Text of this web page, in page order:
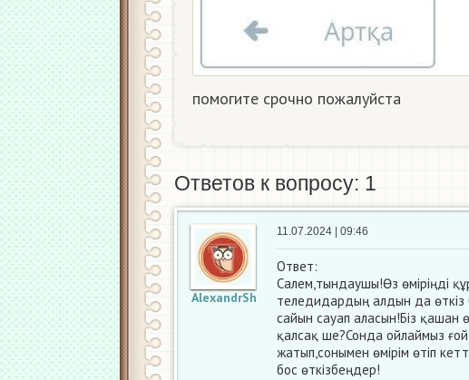
помогите срочно пожалуйста​
Ответов к вопросу: 1
AlexandrSh
11.07.2024 | 09:46
Ответ:
Салем,тындаушы!Өз өміріңді
теледидардың алдын да өткіз
сайын сауап аласын!Біз қашан
қалсақ ше?Сонда ойлаймыз
жатып,сонымен өмірім өтіп
бос өткізбеңдер!